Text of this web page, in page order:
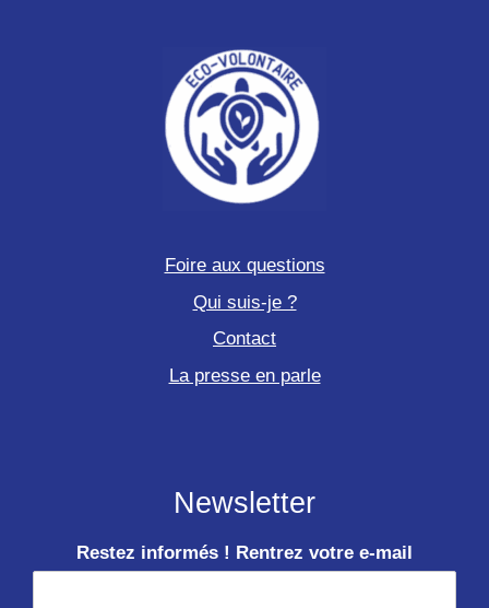
Foire aux questions
Qui suis-je ?
Contact
La presse en parle
Newsletter
Restez informés ! Rentrez votre e-mail